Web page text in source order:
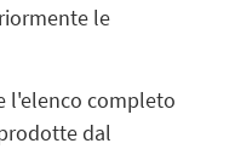
le
l'elenco completo
dal